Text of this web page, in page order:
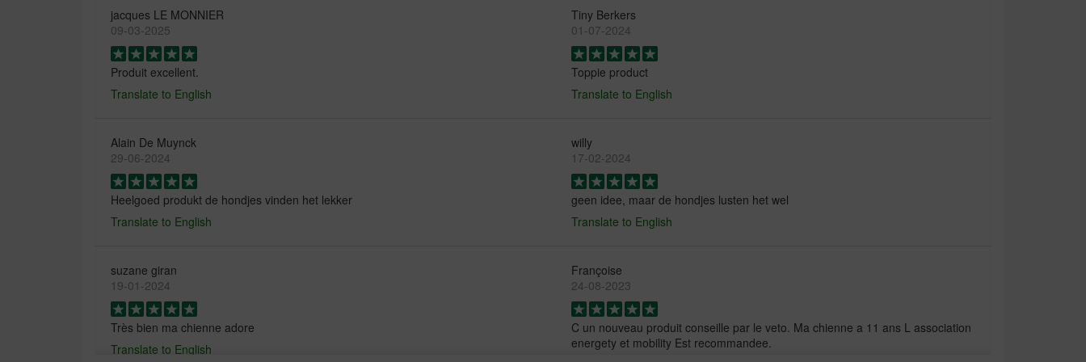
jacques LE MONNIER
09-03-2025
Produit excellent.
Translate to English
Tiny Berkers
01-07-2024
Toppie product
Translate to English
Alain De Muynck
29-06-2024
Heelgoed produkt de hondjes vinden het lekker
Translate to English
willy
17-02-2024
geen idee, maar de hondjes lusten het wel
Translate to English
suzane giran
19-01-2024
Très bien ma chienne adore
Translate to English
Françoise
24-08-2023
C un nouveau produit conseille par le veto. Ma chienne a 11 ans L association
energety et mobility Est recommandee.